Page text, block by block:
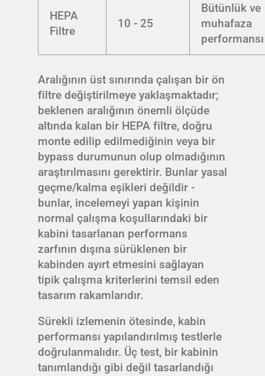
HEPA
Filtre
10 - 25
Bütünlük ve
muhafaza
performansı
Aralığının üst sınırında çalışan bir ön
filtre değiştirilmeye yaklaşmaktadır;
beklenen aralığının önemli ölçüde
altında kalan bir HEPA filtre, doğru
monte edilip edilmediğinin veya bir
bypass durumunun olup olmadığının
araştırılmasını gerektirir. Bunlar yasal
geçme/kalma eşikleri değildir -
bunlar, incelemeyi yapan kişinin
normal çalışma koşullarındaki bir
kabini tasarlanan performans
zarfının dışına sürüklenen bir
kabinden ayırt etmesini sağlayan
tipik çalışma kriterlerini temsil eden
tasarım rakamlarıdır.
Sürekli izlemenin ötesinde, kabin
performansı yapılandırılmış testlerle
doğrulanmalıdır. Üç test, bir kabinin
tanımlandığı gibi değil tasarlandığı